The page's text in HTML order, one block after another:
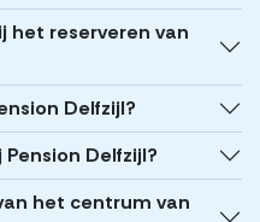
het reserveren van
Delfzijl?
Delfzijl?
het centrum van